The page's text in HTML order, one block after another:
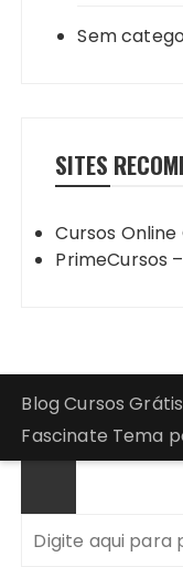
Sem
SITES
Cursos Online
PrimeCursos
Blog Cursos Grátis
Fascinate Tema